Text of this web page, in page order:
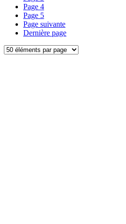
Page 4
Page 5
Page suivante
Dernière page